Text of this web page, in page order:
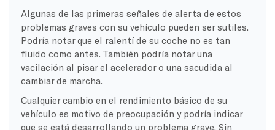
Algunas de las primeras señales de alerta de estos
problemas graves con su vehículo pueden ser sutiles.
Podría notar que el ralentí de su coche no es tan
fluido como antes. También podría notar una
vacilación al pisar el acelerador o una sacudida al
cambiar de marcha.
Cualquier cambio en el rendimiento básico de su
vehículo es motivo de preocupación y podría indicar
que se está desarrollando un problema grave. Sin